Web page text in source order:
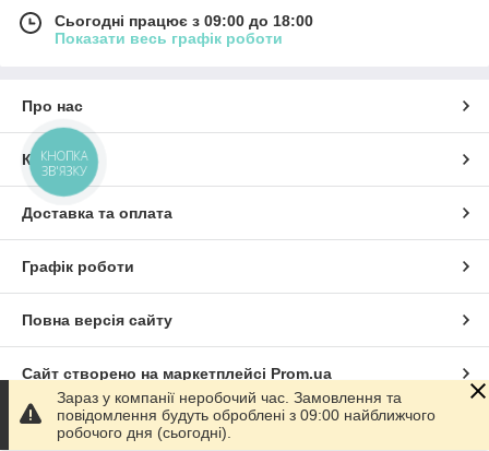
Сьогодні працює з 09:00 до 18:00
Показати весь графік роботи
Про нас
Контакти
Доставка та оплата
Графік роботи
Повна версія сайту
Сайт створено на маркетплейсі Prom.ua
Політика конфіденційності
Зараз у компанії неробочий час. Замовлення та
повідомлення будуть оброблені з 09:00 найближчого
робочого дня (сьогодні).
КНОПКА
ЗВ'ЯЗКУ